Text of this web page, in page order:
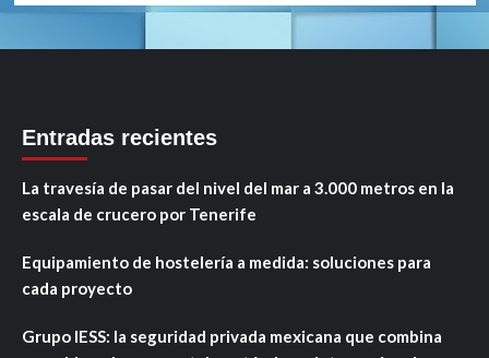
Entradas recientes
La travesía de pasar del nivel del mar a 3.000 metros en la
escala de crucero por Tenerife
Equipamiento de hostelería a medida: soluciones para
cada proyecto
Grupo IESS: la seguridad privada mexicana que combina